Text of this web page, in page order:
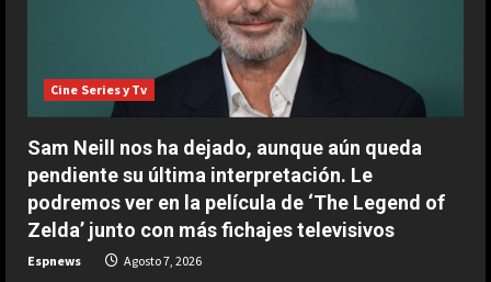
n
g
Cine Series y Tv
Sam Neill nos ha dejado, aunque aún queda
pendiente su última interpretación. Le
podremos ver en la película de ‘The Legend of
Zelda’ junto con más fichajes televisivos
Espnews Agosto 7, 2026